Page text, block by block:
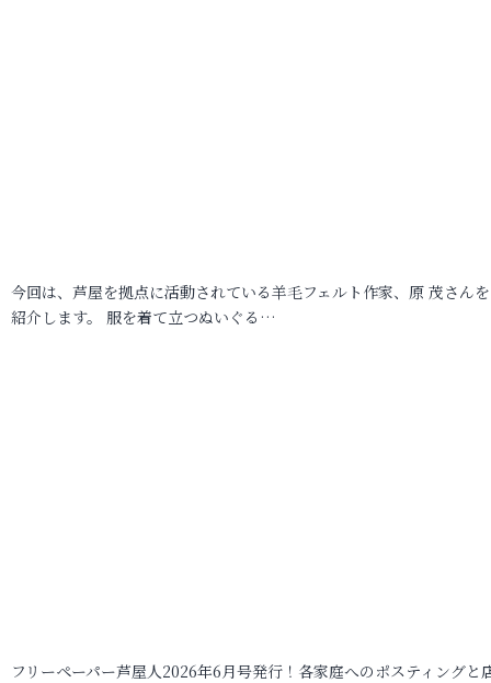
今回は、芦屋を拠点に活動されている羊毛フェルト作家、原 茂さん
紹介します。 服を着て立つぬいぐる…
フリーペーパー芦屋人2026年6月号発行！各家庭へのポスティングと